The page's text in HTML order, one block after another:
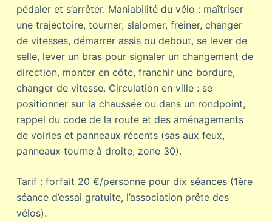
pédaler et s’arrêter. Maniabilité du vélo : maîtriser
une trajectoire, tourner, slalomer, freiner, changer
de vitesses, démarrer assis ou debout, se lever de
selle, lever un bras pour signaler un changement de
direction, monter en côte, franchir une bordure,
changer de vitesse. Circulation en ville : se
positionner sur la chaussée ou dans un rondpoint,
rappel du code de la route et des aménagements
de voiries et panneaux récents (sas aux feux,
panneaux tourne à droite, zone 30).
Tarif : forfait 20 €/personne pour dix séances (1ère
séance d’essai gratuite, l’association prête des
vélos).